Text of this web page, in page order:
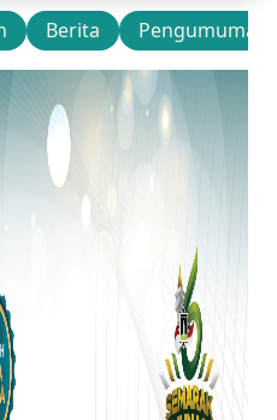
Berita Pengumuman